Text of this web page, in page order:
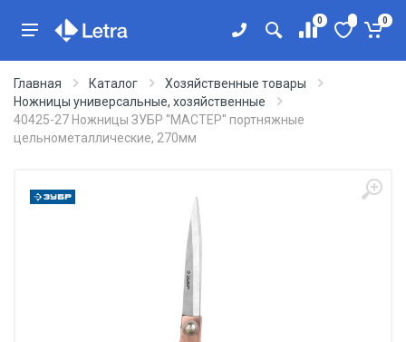
0 0
Главная Каталог
Хозяйственные товары
Ножницы универсальные, хозяйственные
40425-27 Ножницы ЗУБР ''МАСТЕР'' портняжные
цельнометаллические, 270мм